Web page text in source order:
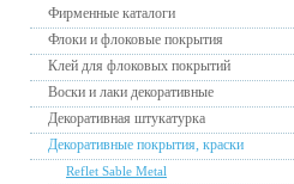
Фирменные каталоги
Флоки и флоковые покрытия
Клей для флоковых покрытий
Воски и лаки декоративные
Декоративная штукатурка
Декоративные покрытия, краски
Reflet Sable Metal